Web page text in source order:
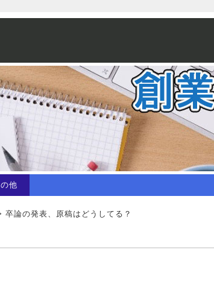
他
卒論の発表、原稿はどうしてる？